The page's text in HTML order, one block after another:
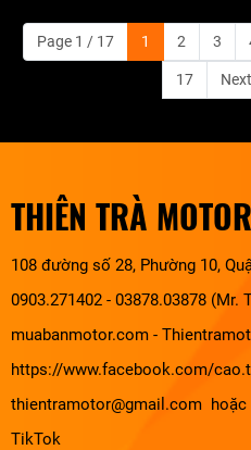
Page 1 / 17 1 2 3
17 Next
THIÊN TRÀ MOTOR
108 đường số 28, Phường 10,
0903.271402 - 03878.03878 (Mr.
muabanmotor.com -
https://www.facebook.com/
thientramotor@gmail.com
TikTok